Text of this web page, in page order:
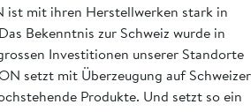
ist mit ihren Herstellwerken stark in
Bekenntnis zur Schweiz wurde in
Investitionen unserer Standorte
setzt mit Überzeugung auf Schweizer
Produkte. Und setzt so ein